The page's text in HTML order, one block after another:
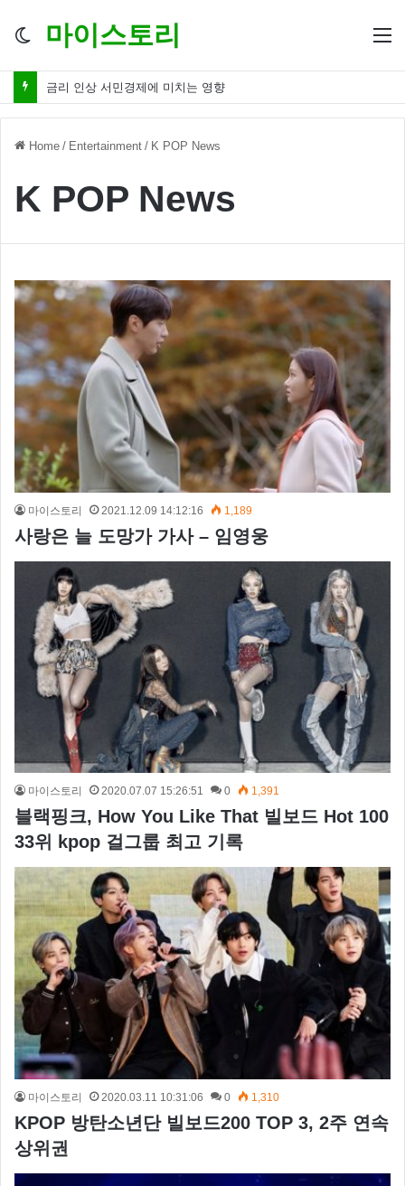
Switch
마이스토리
금리 인하 서민경제 파장 ‘숨겨진 영향력’
Home / Entertainment / K POP News
K POP News
마이스토리 2021.12.09 14:12:16 1,189
사랑은 늘 도망가 가사 – 임영웅
마이스토리 2020.07.07 15:26:51 0 1,391
블랙핑크, How You Like That 빌보드 Hot 100
33위 kpop 걸그룹 최고 기록
마이스토리 2020.03.11 10:31:06 0 1,310
KPOP 방탄소년단 빌보드200 TOP 3, 2주 연속
상위권